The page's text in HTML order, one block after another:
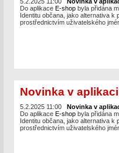
Do aplikace E-shop byla přidána
Identitu občana, jako alternativa k
prostřednictvím uživatelského
Novinka v
5.2.2025 11:00 Novinka v
Do aplikace E-shop byla přidána
Identitu občana, jako alternativa k
prostřednictvím uživatelského